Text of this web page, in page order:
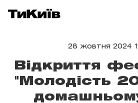
28 жовтня 2024
Відкриття
"Молодість